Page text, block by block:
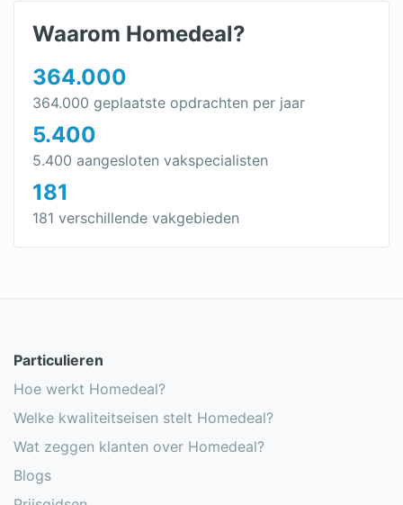
Geluidsisolatie vloer
Geluidsisolatie muur
Goedkope isolatie
Geluidsisolatie
Kelder isoleren
Glaswol isolatie
Steenwol isolatie
PUR isolatie
Waarom Homedeal?
364.000
364.000 geplaatste opdrachten per jaar
5.400
5.400 aangesloten vakspecialisten
181
181 verschillende vakgebieden
Particulieren
Hoe werkt Homedeal?
Welke kwaliteitseisen stelt Homedeal?
Wat zeggen klanten over Homedeal?
Blogs